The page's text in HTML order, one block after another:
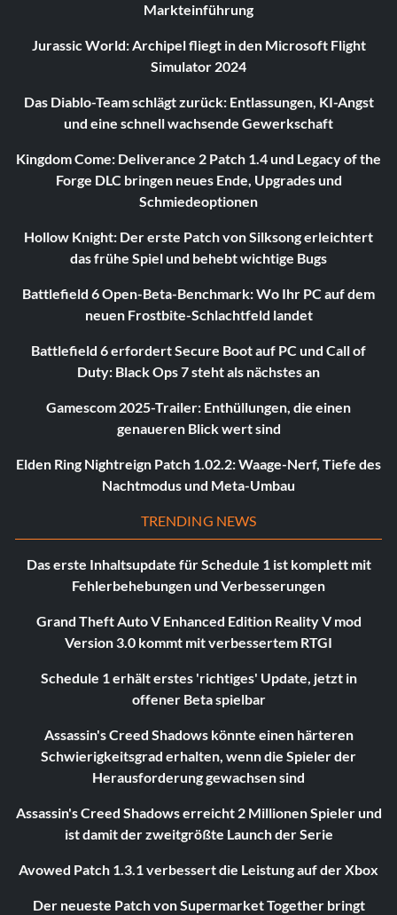
Markteinführung
Jurassic World: Archipel fliegt in den Microsoft Flight
Simulator 2024
Das Diablo-Team schlägt zurück: Entlassungen, KI-Angst
und eine schnell wachsende Gewerkschaft
Kingdom Come: Deliverance 2 Patch 1.4 und Legacy of the
Forge DLC bringen neues Ende, Upgrades und
Schmiedeoptionen
Hollow Knight: Der erste Patch von Silksong erleichtert
das frühe Spiel und behebt wichtige Bugs
Battlefield 6 Open-Beta-Benchmark: Wo Ihr PC auf dem
neuen Frostbite-Schlachtfeld landet
Battlefield 6 erfordert Secure Boot auf PC und Call of
Duty: Black Ops 7 steht als nächstes an
Gamescom 2025-Trailer: Enthüllungen, die einen
genaueren Blick wert sind
Elden Ring Nightreign Patch 1.02.2: Waage-Nerf, Tiefe des
Nachtmodus und Meta-Umbau
TRENDING NEWS
Das erste Inhaltsupdate für Schedule 1 ist komplett mit
Fehlerbehebungen und Verbesserungen
Grand Theft Auto V Enhanced Edition Reality V mod
Version 3.0 kommt mit verbessertem RTGI
Schedule 1 erhält erstes 'richtiges' Update, jetzt in
offener Beta spielbar
Assassin's Creed Shadows könnte einen härteren
Schwierigkeitsgrad erhalten, wenn die Spieler der
Herausforderung gewachsen sind
Assassin's Creed Shadows erreicht 2 Millionen Spieler und
ist damit der zweitgrößte Launch der Serie
Avowed Patch 1.3.1 verbessert die Leistung auf der Xbox
Der neueste Patch von Supermarket Together bringt